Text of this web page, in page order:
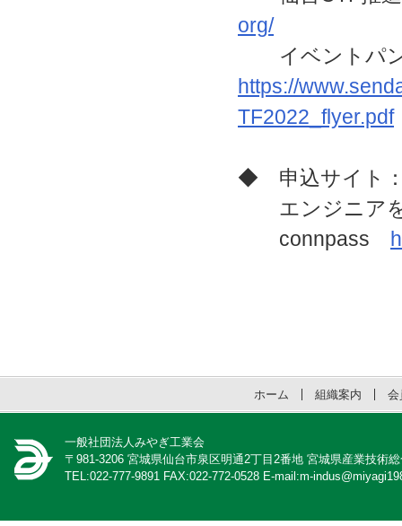
org/
イベントパン
https://
TF2022_flyer.pdf
◆ 申込サイト
エンジニアを
connpass
ホーム 組織案内 会
一般社団法人みやぎ工業会
〒981-3206 宮城県仙台市泉区明通2丁目2番地 宮城県産業技術
TEL:022-777-9891 FAX:022-772-0528 E-mail:m-